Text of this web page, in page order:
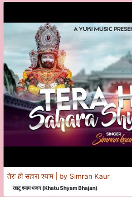
तेरा ही सहारा श्याम | by Simran Kaur
खाटू श्याम भजन (Khatu Shyam Bhajan)